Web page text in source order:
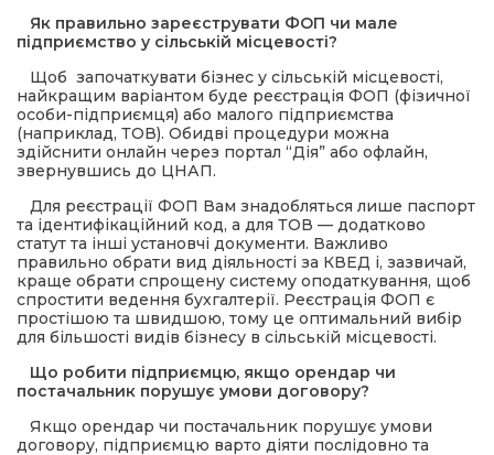
Як правильно зареєструвати ФОП чи мале
підприємство у сільській місцевості?
Щоб започаткувати бізнес у сільській місцевості,
найкращим варіантом буде реєстрація ФОП (фізичної
особи-підприємця) або малого підприємства
(наприклад, ТОВ). Обидві процедури можна
здійснити онлайн через портал “Дія” або офлайн,
звернувшись до ЦНАП.
Для реєстрації ФОП Вам знадобляться лише паспорт
та ідентифікаційний код, а для ТОВ — додатково
статут та інші установчі документи. Важливо
правильно обрати вид діяльності за КВЕД і, зазвичай,
краще обрати спрощену систему оподаткування, щоб
спростити ведення бухгалтерії. Реєстрація ФОП є
простішою та швидшою, тому це оптимальний вибір
для більшості видів бізнесу в сільській місцевості.
Що робити підприємцю, якщо орендар чи
постачальник порушує умови договору?
Якщо орендар чи постачальник порушує умови
договору, підприємцю варто діяти послідовно та